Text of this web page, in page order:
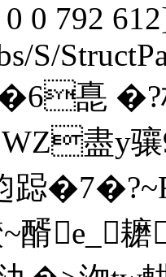
0 792
S/
嗭 �?
盡y
醑e_